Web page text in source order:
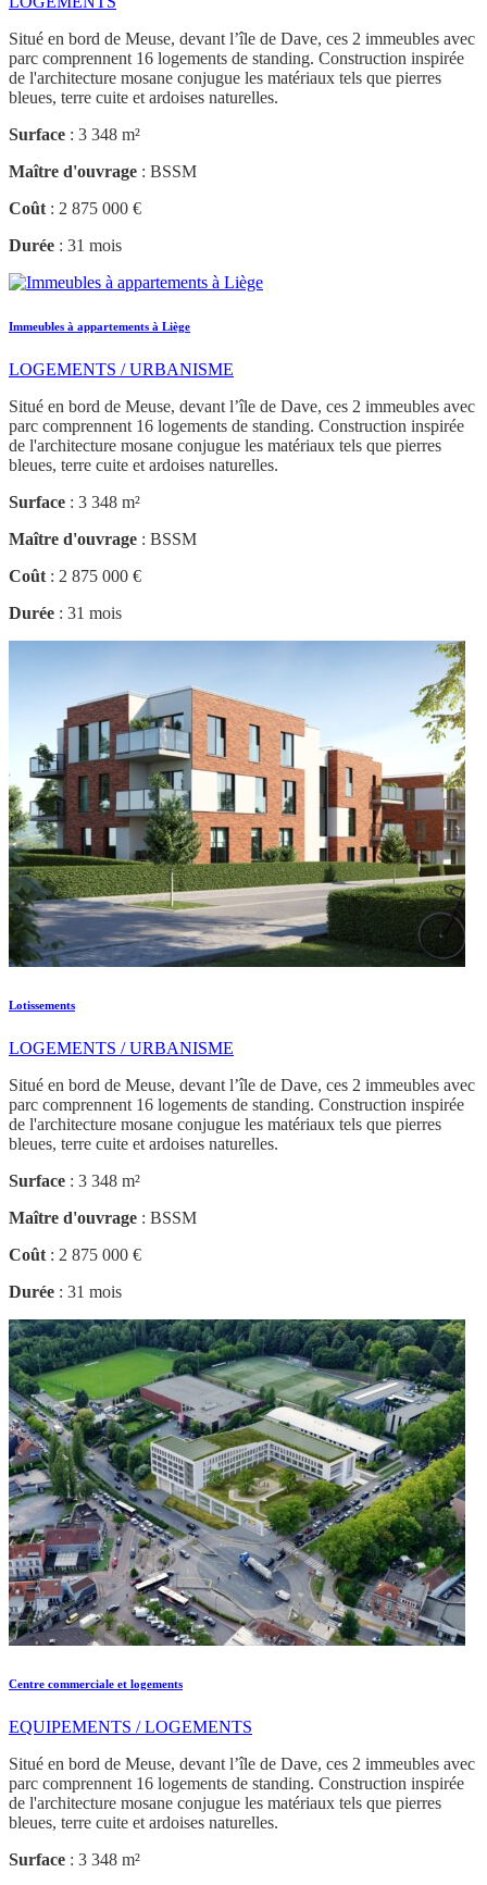
Situé en bord de Meuse, devant l’île de Dave, ces 2 immeubles avec
parc comprennent 16 logements de standing. Construction inspirée
de l'architecture mosane conjugue les matériaux tels que pierres
bleues, terre cuite et ardoises naturelles.
Surface : 3 348 m²
Maître d'ouvrage : BSSM
Coût : 2 875 000 €
Durée : 31 mois
Immeubles à appartements à Liège
LOGEMENTS / URBANISME
Situé en bord de Meuse, devant l’île de Dave, ces 2 immeubles avec
parc comprennent 16 logements de standing. Construction inspirée
de l'architecture mosane conjugue les matériaux tels que pierres
bleues, terre cuite et ardoises naturelles.
Surface : 3 348 m²
Maître d'ouvrage : BSSM
Coût : 2 875 000 €
Durée : 31 mois
Lotissements
LOGEMENTS / URBANISME
Situé en bord de Meuse, devant l’île de Dave, ces 2 immeubles avec
parc comprennent 16 logements de standing. Construction inspirée
de l'architecture mosane conjugue les matériaux tels que pierres
bleues, terre cuite et ardoises naturelles.
Surface : 3 348 m²
Maître d'ouvrage : BSSM
Coût : 2 875 000 €
Durée : 31 mois
Centre commerciale et logements
EQUIPEMENTS / LOGEMENTS
Situé en bord de Meuse, devant l’île de Dave, ces 2 immeubles avec
parc comprennent 16 logements de standing. Construction inspirée
de l'architecture mosane conjugue les matériaux tels que pierres
bleues, terre cuite et ardoises naturelles.
Surface : 3 348 m²